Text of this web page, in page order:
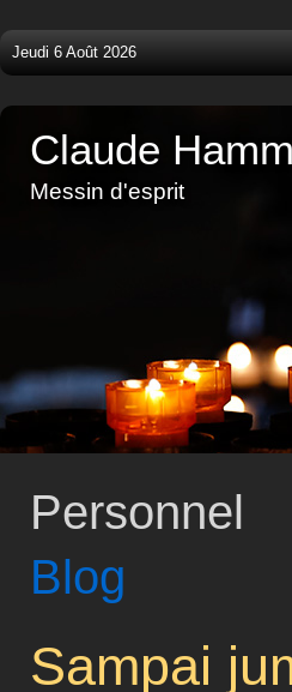
Jeudi 6 Août 2026
Claude
Messin d'esprit
Personnel
Blog
Sampai